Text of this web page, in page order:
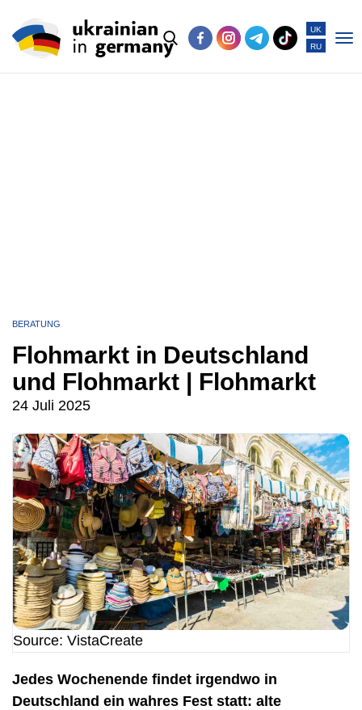
UK
RU
BERATUNG
Flohmarkt in Deutschland
und Flohmarkt | Flohmarkt
24 Juli 2025
Source: VistaCreate
Jedes Wochenende findet irgendwo in
Deutschland ein wahres Fest statt: alte